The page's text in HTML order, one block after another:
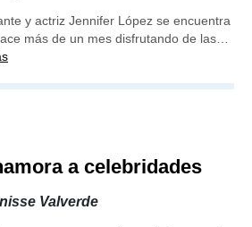
y actriz Jennifer López se encuentra
más de un mes disfrutando de las…
a celebridades
Valverde